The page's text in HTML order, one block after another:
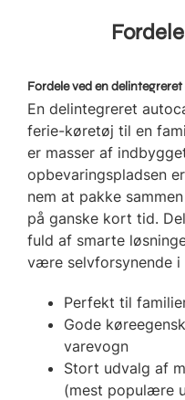
Fordele ved en
En delintegreret
ferie-køretøj til en
er masser af
opbevaringspladsen
nem at pakke
på ganske kort tid.
fuld af smarte
være selvforsynende i
Perfekt til
Gode
varevogn
Stort udvalg af
(mest populære